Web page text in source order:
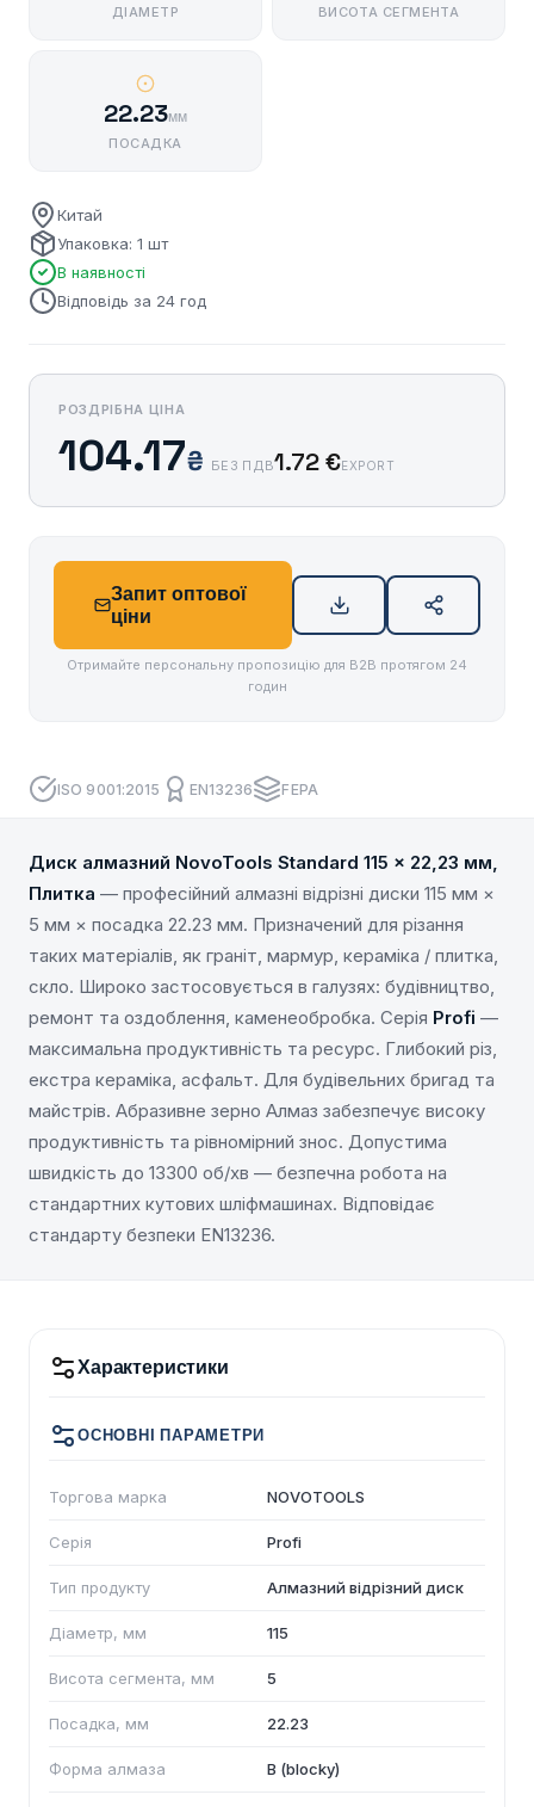
ДІАМЕТР ВИСОТА СЕГМЕНТА
22.23мм
ПОСАДКА
Китай
Упаковка: 1 шт
В наявності
Відповідь за 24 год
РОЗДРІБНА ЦІНА
104.17₴ БЕЗ ПДВ1.72 €EXPORT
Запит оптової
ціни
Отримайте персональну пропозицію для B2B протягом 24
годин
ISO 9001:2015 EN13236 FEPA
Диск алмазний NovoTools Standard 115 x 22,23 мм,
Плитка — професійний алмазні відрізні диски 115 мм ×
5 мм × посадка 22.23 мм. Призначений для різання
таких матеріалів, як граніт, мармур, кераміка / плитка,
скло. Широко застосовується в галузях: будівництво,
ремонт та оздоблення, каменеобробка. Серія Profi —
максимальна продуктивність та ресурс. Глибокий різ,
екстра кераміка, асфальт. Для будівельних бригад та
майстрів. Абразивне зерно Алмаз забезпечує високу
продуктивність та рівномірний знос. Допустима
швидкість до 13300 об/хв — безпечна робота на
стандартних кутових шліфмашинах. Відповідає
стандарту безпеки EN13236.
Характеристики
ОСНОВНІ ПАРАМЕТРИ
Торгова марка NOVOTOOLS
Серія Profi
Тип продукту Алмазний відрізний диск
Діаметр, мм 115
Висота сегмента, мм 5
Посадка, мм 22.23
Форма алмаза B (blocky)